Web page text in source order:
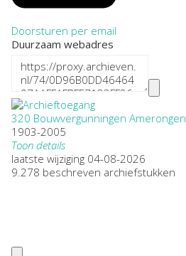
Doorsturen per email
Duurzaam webadres
320 Bouwvergunningen Amerongen
1903-2005
Toon details
Datering:
1903-2005
Beperkt openbaar
laatste wijziging 04-08-2026
9.278 beschreven archiefstukken